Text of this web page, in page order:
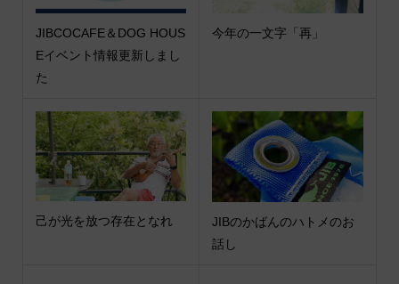
JIBCOCAFE＆DOG HOUS
Eイベント情報更新しまし
た
今年の一文字「再」
己が光を放つ存在となれ
JIBのかばんのハトメのお
話し